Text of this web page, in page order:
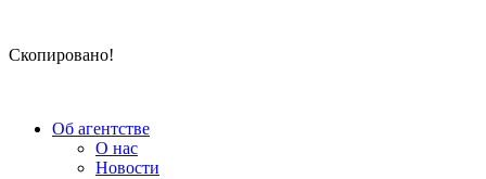
Скопировано!
Об агентстве
О нас
Новости